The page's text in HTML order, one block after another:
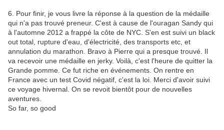
6. Pour finir, je vous livre la réponse à la question de la médaille
qui n'a pas trouvé preneur. C'est à cause de l'ouragan Sandy qui
à l'automne 2012 a frappé la côte de NYC. S'en est suivi un black
out total, rupture d'eau, d'électricité, des transports etc, et
annulation du marathon. Bravo à Pierre qui a presque trouvé. Il
va recevoir une médaille en jerky. Voilà, c'est l'heure de quitter la
Grande pomme. Ce fut riche en événements. On rentre en
France avec un test Covid négatif, c'est la loi. Merci d'avoir suivi
ce voyage hivernal. On se revoit bientôt pour de nouvelles
aventures.
So far, so good